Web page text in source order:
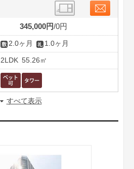
345,000円 0円
2.0ヶ月 1.0ヶ月
2LDK 55.26㎡
すべて表示